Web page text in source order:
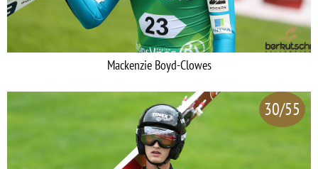
Mackenzie Boyd-Clowes
30/55